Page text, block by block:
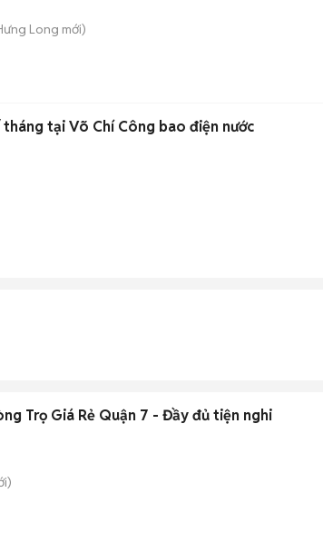
Long mới)
tại Võ Chí Công bao điện nước
Trọ Giá Rẻ Quận 7 - Đầy đủ tiện nghi